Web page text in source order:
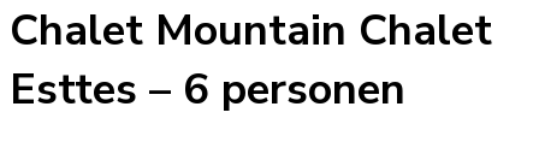
Chalet Mountain Chalet
Esttes – 6 personen